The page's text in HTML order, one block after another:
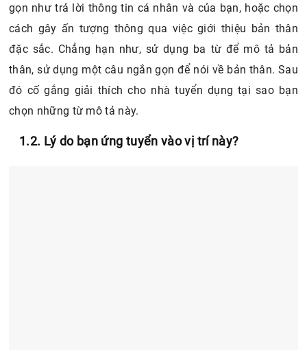
gọn như trả lời thông tin cá nhân và của bạn, hoặc chọn
cách gây ấn tượng thông qua việc giới thiệu bản thân
đặc sắc. Chẳng hạn như, sử dụng ba từ để mô tả bản
thân, sử dụng một câu ngắn gọn để nói về bản thân. Sau
đó cố gắng giải thích cho nhà tuyển dụng tại sao bạn
chọn những từ mô tả này.
1.2. Lý do bạn ứng tuyển vào vị trí này?